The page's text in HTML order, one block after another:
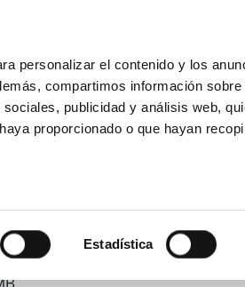
personalizar el contenido y los
compartimos información sobre
publicidad y análisis web,
proporcionado o que hayan
Estadística